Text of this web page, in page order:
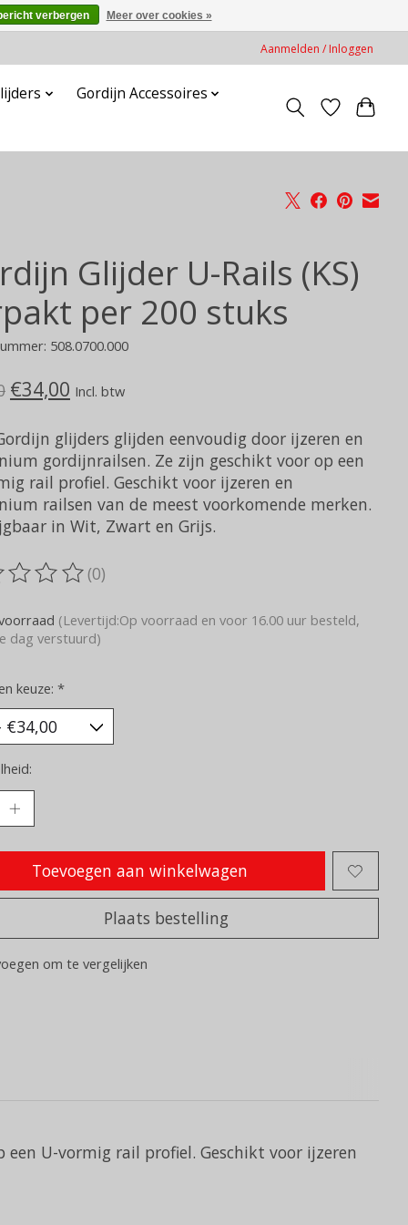
Aanmelden / Inloggen
Gordijn Accessoires
Glijder U-Rails (KS)
per 200 stuks
508.0700.000
€34,00 Incl. btw
glijders glijden eenvoudig door ijzeren en
gordijnrailsen. Ze zijn geschikt voor op een
rail profiel. Geschikt voor ijzeren en
railsen van de meest voorkomende merken.
in Wit, Zwart en Grijs.
van dit product is
(0)
(Levertijd:Op voorraad en voor 16.00 uur besteld,
dag verstuurd)
keuze: *
Toevoegen aan winkelwagen
Plaats bestelling
om te vergelijken
U-vormig rail profiel. Geschikt voor ijzeren
verbergen Meer over cookies »